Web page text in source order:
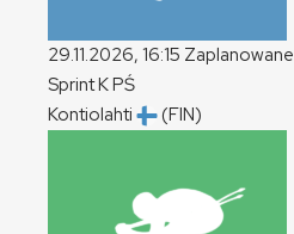
29.11.2026, 16:15 Zaplanowane
SprintKPŚ
Kontiolahti
(FIN)